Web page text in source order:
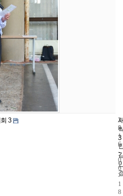
3
3
3
5
2
0
1
6
-
0
6
-
1
8